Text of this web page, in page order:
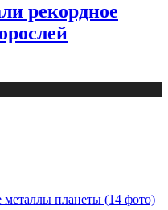
рекордное
планеты (14 фото)